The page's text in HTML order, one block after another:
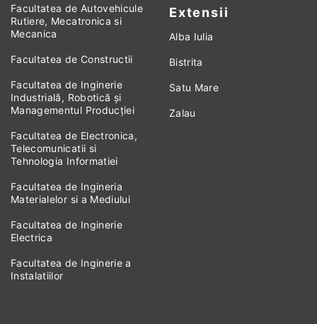
Facultatea de Autovehicule
Rutiere, Mecatronica si
Mecanica
Facultatea de Constructii
Facultatea de Inginerie
Industrială, Robotică și
Managementul Producției
Facultatea de Electronica,
Telecomunicatii si
Tehnologia Informatiei
Facultatea de Ingineria
Materialelor si a Mediului
Facultatea de Inginerie
Electrica
Facultatea de Inginerie a
Instalatiilor
Extensii
Alba Iulia
Bistrita
Satu Mare
Zalau